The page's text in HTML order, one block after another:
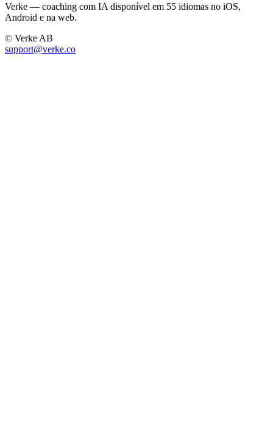
Verke — coaching com IA disponível em 55 idiomas no iOS,
Android e na web.
© Verke AB
support@verke.co